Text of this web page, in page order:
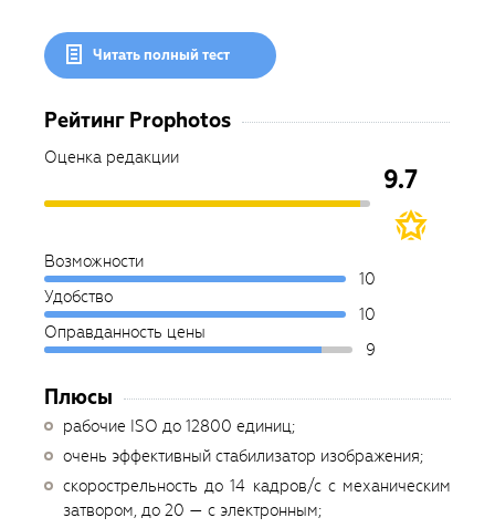
Читать полный тест
Рейтинг Prophotos
Оценка редакции
9.7
Возможности
10
Удобство
10
Оправданность цены
9
Плюсы
рабочие ISO до 12800 единиц;
очень эффективный стабилизатор изображения;
скорострельность до 14 кадров/с с механическим
затвором, до 20 — с электронным;